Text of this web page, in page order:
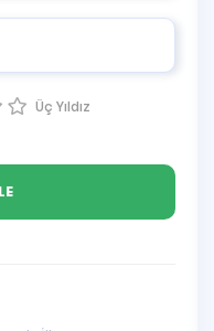
Üç Yıldız